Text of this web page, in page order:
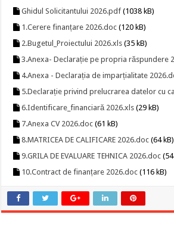
Ghidul Solicitantului 2026.pdf (1038 kB)
1.Cerere finanțare 2026.doc (120 kB)
2.Bugetul_Proiectului 2026.xls (35 kB)
3.Anexa- Declarație pe propria răspundere
4.Anexa - Declarația de imparțialitate
5.Declarație privind prelucrarea datelor cu
6.Identificare_financiară 2026.xls (29 kB)
7.Anexa CV 2026.doc (61 kB)
8.MATRICEA DE CALIFICARE 2026.doc (64 kB)
9.GRILA DE EVALUARE TEHNICA 2026.doc
10.Contract de finanțare 2026.doc (116 kB)